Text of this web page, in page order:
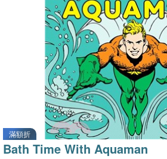
滿額折
Bath Time With Aquaman